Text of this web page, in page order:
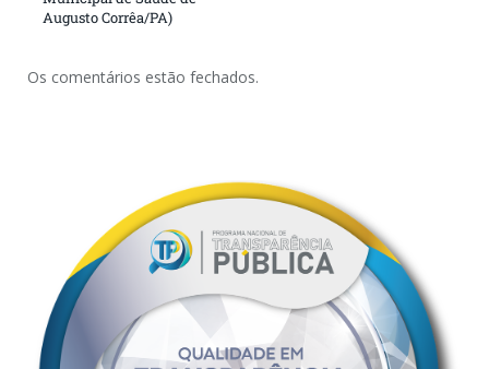
Augusto Corrêa/PA)
Os comentários estão fechados.